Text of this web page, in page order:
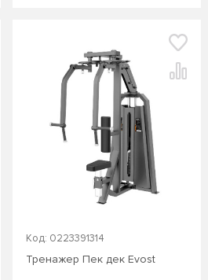
Код: 0223391314
Тренажер Пек дек Evost